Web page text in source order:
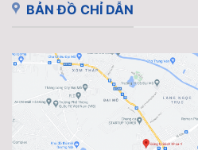
BẢN ĐỒ CHỈ DẪN